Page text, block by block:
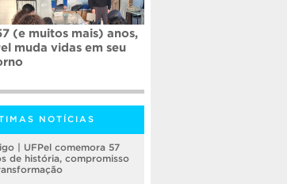
(e muitos mais) anos,
muda vidas em seu
NOTÍCIAS
| UFPel comemora 57
de história, compromisso